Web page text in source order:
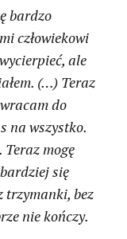
bardzo
człowiekowi
ale
(…) Teraz
do
na wszystko.
Teraz mogę
się
trzymanki, bez
nie kończy.